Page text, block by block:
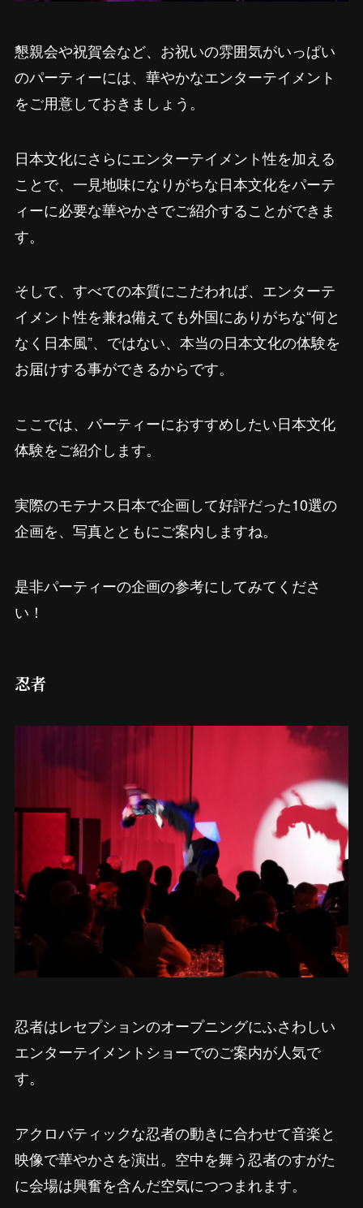
懇親会や祝賀会など、お祝いの雰囲気がいっぱい
のパーティーには、華やかなエンターテイメント
をご用意しておきましょう。
日本文化にさらにエンターテイメント性を加える
ことで、一見地味になりがちな日本文化をパーテ
ィーに必要な華やかさでご紹介することができま
す。
そして、すべての本質にこだわれば、エンターテ
イメント性を兼ね備えても外国にありがちな“何と
なく日本風”、ではない、本当の日本文化の体験を
お届けする事ができるからです。
ここでは、パーティーにおすすめしたい日本文化
体験をご紹介します。
実際のモテナス日本で企画して好評だった10選の
企画を、写真とともにご案内しますね。
是非パーティーの企画の参考にしてみてくださ
い！
忍者
忍者はレセプションのオープニングにふさわしい
エンターテイメントショーでのご案内が人気で
す。
アクロバティックな忍者の動きに合わせて音楽と
映像で華やかさを演出。空中を舞う忍者のすがた
に会場は興奮を含んだ空気につつまれます。